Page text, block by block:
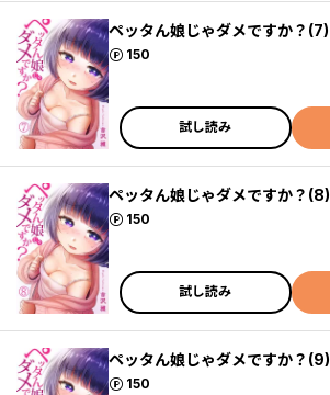
ペッタん娘じゃダメですか？(7)
150
ポイント
試し読み
ペッタん娘じゃダメですか？(8)
150
ポイント
試し読み
ペッタん娘じゃダメですか？(9)
150
ポイント